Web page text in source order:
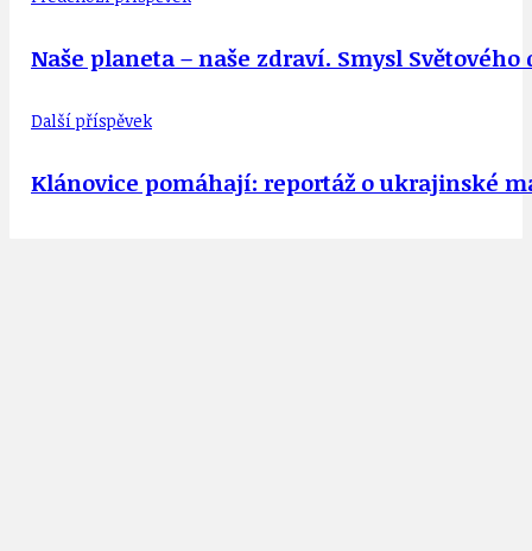
Naše planeta – naše zdraví. Smysl Světového
Další příspěvek
Klánovice pomáhají: reportáž o ukrajinské